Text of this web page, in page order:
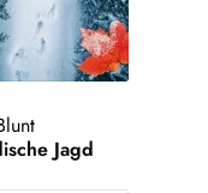
Jagd